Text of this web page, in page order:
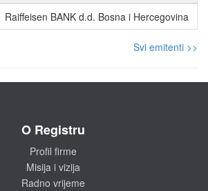
Raiffeisen BANK d.d. Bosna i Hercegovina
Svi emitenti >>
O Registru
Profil firme
Misija i vizija
Radno vrijeme